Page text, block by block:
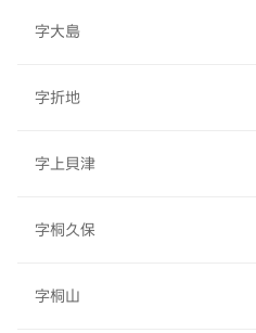
字大島
字折地
字上貝津
字桐久保
字桐山